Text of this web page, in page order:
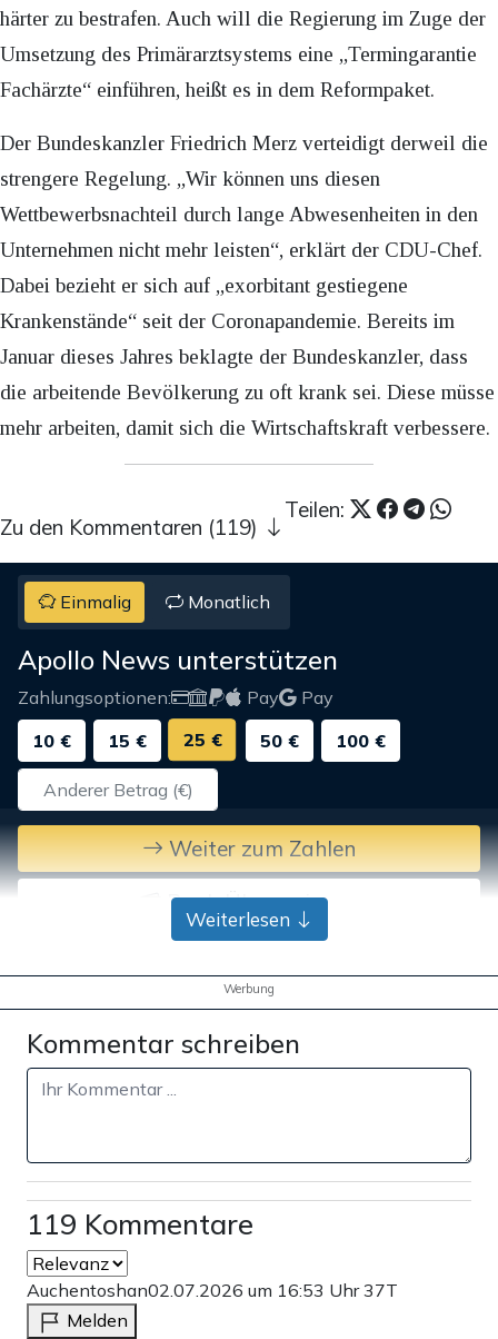
härter zu bestrafen. Auch will die Regierung im Zuge der
Umsetzung des Primärarztsystems eine „Termingarantie
Fachärzte“ einführen, heißt es in dem Reformpaket.
Der Bundeskanzler Friedrich Merz verteidigt derweil die
strengere Regelung. „Wir können uns diesen
Wettbewerbsnachteil durch lange Abwesenheiten in den
Unternehmen nicht mehr leisten“, erklärt der CDU-Chef.
Dabei bezieht er sich auf „exorbitant gestiegene
Krankenstände“ seit der Coronapandemie. Bereits im
Januar dieses Jahres beklagte der Bundeskanzler, dass
die arbeitende Bevölkerung zu oft krank sei. Diese müsse
mehr arbeiten, damit sich die Wirtschaftskraft verbessere.
Teilen:
Zu den Kommentaren (119)
Einmalig Monatlich
Apollo News unterstützen
Zahlungsoptionen: Pay
Pay
10 €
15 € 25 € 50 € 100 €
Weiter zum Zahlen
Bank-Überweisung
Weiterlesen
Werbung
Kommentar schreiben
119 Kommentare
Auchentoshan02.07.2026 um 16:53 Uhr37T
Melden